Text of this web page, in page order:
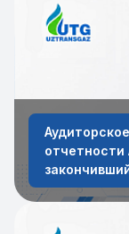
отчетности